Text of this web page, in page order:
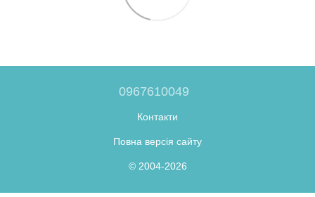
0967610049
Контакти
Повна версія сайту
© 2004-2026